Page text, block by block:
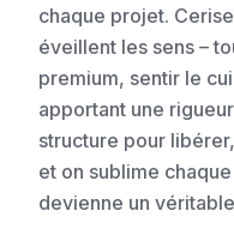
chaque projet.
éveillent les sens –
premium, sentir le
apportant une
structure pour
et on sublime
devienne un